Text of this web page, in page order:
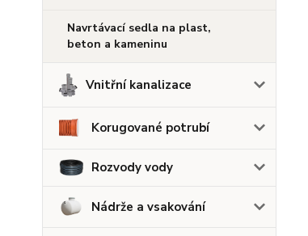
Navrtávací sedla na plast,
beton a kameninu
Vnitřní kanalizace
Korugované potrubí
Rozvody vody
Nádrže a vsakování